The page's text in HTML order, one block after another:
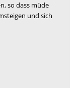
so dass müde
und sich